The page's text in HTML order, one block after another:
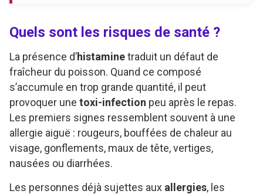
Quels sont les risques de santé ?
La présence d’histaminetraduit un défaut de
fraîcheur du poisson. Quand ce composé
s’accumule en trop grande quantité, il peut
provoquer une toxi-infection peu après le repas.
Les premiers signes ressemblent souvent à une
allergie aiguë : rougeurs, bouffées de chaleur au
visage, gonflements, maux de tête, vertiges,
nausées ou diarrhées.
Les personnes déjà sujettes aux allergies, les